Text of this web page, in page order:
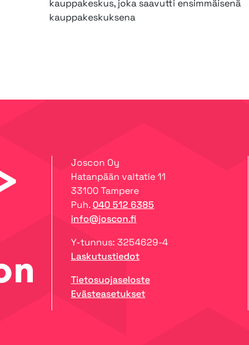
kauppakeskus, joka saavutti ensimmäisenä
kauppakeskuksena
Joscon Oy
Hatanpään valtatie 11
33100 Tampere
Puh.040 512 6385
info@joscon.fi
Y-tunnus: 3254629-4
Laskutustiedot
Tietosuojaseloste
Evästeasetukset